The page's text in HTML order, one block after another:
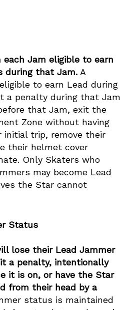
each Jam eligible to earn
during that Jam. A
to earn Lead during
a penalty during that Jam
that Jam, exit the
Zone without having
initial trip, remove their
their helmet cover
Only Skaters who
may become Lead
the Star cannot
Status
lose their Lead Jammer
a penalty, intentionally
it is on, or have the Star
from their head by a
status is maintained